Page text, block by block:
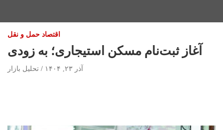
اقتصاد حمل و نقل
آغاز ثبت‌نام مسکن استیجاری؛ به زودی
آذر ۲۳, ۱۴۰۴ تحلیل بازار